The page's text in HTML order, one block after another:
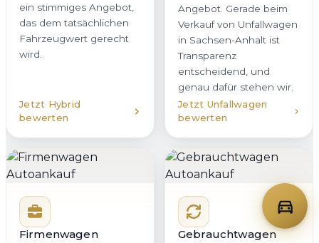
ein stimmiges Angebot,
das dem tatsächlichen
Fahrzeugwert gerecht
wird.
Jetzt Hybrid
bewerten
Angebot. Gerade beim
Verkauf von Unfallwagen
in Sachsen-Anhalt ist
Transparenz
entscheidend, und
genau dafür stehen wir.
Jetzt Unfallwagen
bewerten
Firmenwagen
Gebrauchtwagen